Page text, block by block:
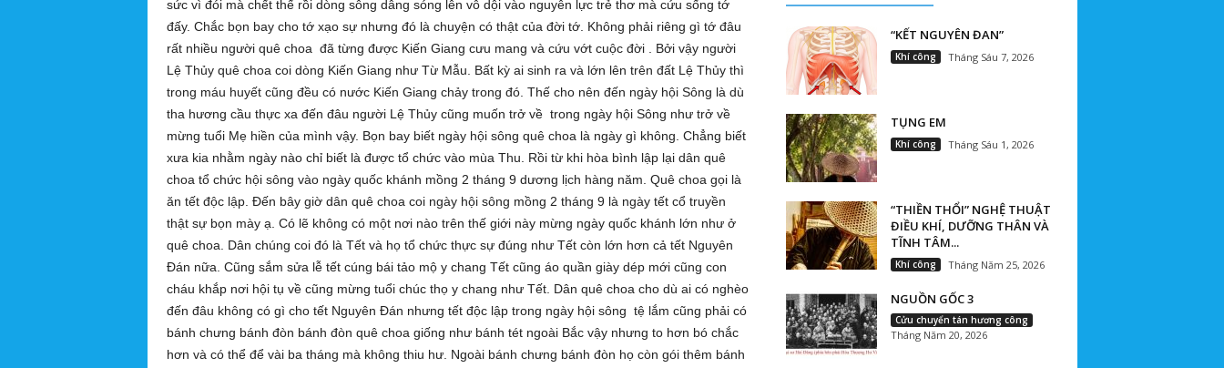
sức vì đói mà chết thế rồi dòng sông dâng sóng lên vỗ dội vào nguyên lực trẻ thơ mà cứu sống tớ
đấy. Chắc bọn bay cho tớ xạo sự nhưng đó là chuyện có thật của đời tớ. Không phải riêng gì tớ đâu
rất nhiều người quê choa đã từng được Kiến Giang cưu mang và cứu vớt cuộc đời . Bởi vậy người
Lệ Thủy quê choa coi dòng Kiến Giang như Từ Mẫu. Bất kỳ ai sinh ra và lớn lên trên đất Lệ Thủy thì
trong máu huyết cũng đều có nước Kiến Giang chảy trong đó. Thế cho nên đến ngày hội Sông là dù
tha hương cầu thực xa đến đâu người Lệ Thủy cũng muốn trở về trong ngày hội Sông như trở về
mừng tuổi Mẹ hiền của mình vậy. Bọn bay biết ngày hội sông quê choa là ngày gì không. Chẳng biết
xưa kia nhằm ngày nào chỉ biết là được tổ chức vào mùa Thu. Rồi từ khi hòa bình lập lại dân quê
choa tổ chức hội sông vào ngày quốc khánh mồng 2 tháng 9 dương lịch hàng năm. Quê choa gọi là
ăn tết độc lập. Đến bây giờ dân quê choa coi ngày hội sông mồng 2 tháng 9 là ngày tết cổ truyền
thật sự bọn mày ạ. Có lẽ không có một nơi nào trên thế giới này mừng ngày quốc khánh lớn như ở
quê choa. Dân chúng coi đó là Tết và họ tổ chức thực sự đúng như Tết còn lớn hơn cả tết Nguyên
Đán nữa. Cũng sắm sửa lễ tết cúng bái tảo mộ y chang Tết cũng áo quần giày dép mới cũng con
cháu khắp nơi hội tụ về cũng mừng tuổi chúc thọ y chang như Tết. Dân quê choa cho dù ai có nghèo
đến đâu không có gì cho tết Nguyên Đán nhưng tết độc lập trong ngày hội sông tệ lắm cũng phải có
bánh chưng bánh đòn bánh đòn quê choa giống như bánh tét ngoài Bắc vậy nhưng to hơn bó chắc
hơn và có thể để vài ba tháng mà không thiu hư. Ngoài bánh chưng bánh đòn họ còn gói thêm bánh
“KẾT NGUYÊN ĐAN”
Khí công Tháng Sáu 7, 2026
TỤNG EM
Khí công Tháng Sáu 1, 2026
“THIỀN THỔI” NGHỆ THUẬT
ĐIỀU KHÍ, DƯỠNG THÂN VÀ
TĨNH TÂM...
Khí công Tháng Năm 25, 2026
NGUỒN GỐC 3
Cửu chuyển tán hương công
Tháng Năm 20, 2026